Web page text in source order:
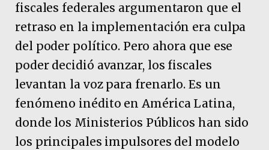
fiscales federales argumentaron que el
retraso en la implementación era culpa
del poder político. Pero ahora que ese
poder decidió avanzar, los fiscales
levantan la voz para frenarlo. Es un
fenómeno inédito en América Latina,
donde los Ministerios Públicos han sido
los principales impulsores del modelo